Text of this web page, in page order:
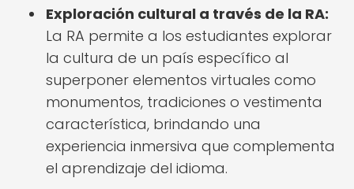
Exploración cultural a través de la RA:
La RA permite a los estudiantes explorar
la cultura de un país específico al
superponer elementos virtuales como
monumentos, tradiciones o vestimenta
característica, brindando una
experiencia inmersiva que complementa
el aprendizaje del idioma.